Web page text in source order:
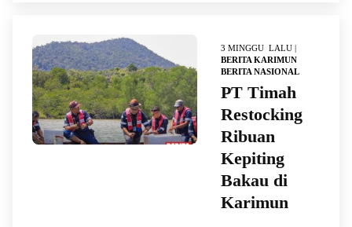
3 MINGGU LALU |
BERITA KARIMUN
BERITA NASIONAL
PT Timah
Restocking
Ribuan
Kepiting
Bakau di
Karimun